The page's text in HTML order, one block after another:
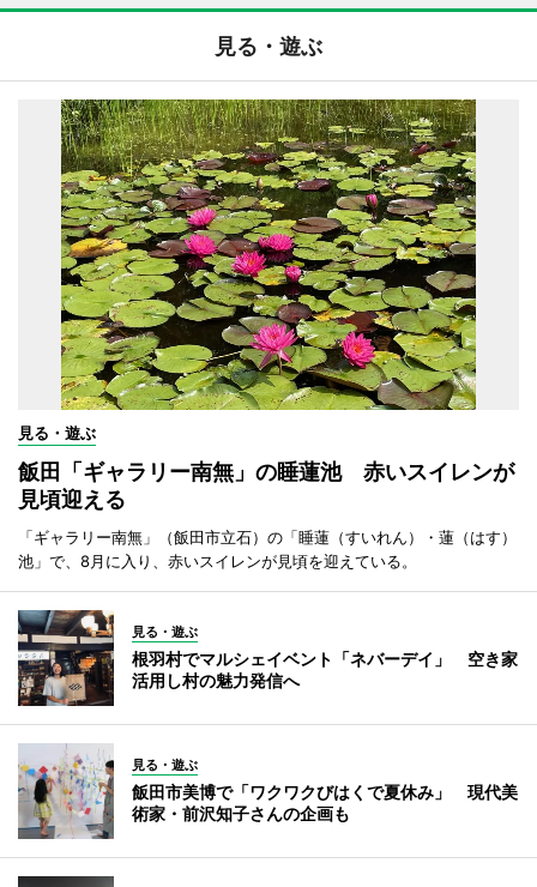
見る・遊ぶ
見る・遊ぶ
飯田「ギャラリー南無」の睡蓮池 赤いスイレンが
見頃迎える
「ギャラリー南無」（飯田市立石）の「睡蓮（すいれん）・蓮（はす）
池」で、8月に入り、赤いスイレンが見頃を迎えている。
見る・遊ぶ
根羽村でマルシェイベント「ネバーデイ」 空き家
活用し村の魅力発信へ
見る・遊ぶ
飯田市美博で「ワクワクびはくで夏休み」 現代美
術家・前沢知子さんの企画も